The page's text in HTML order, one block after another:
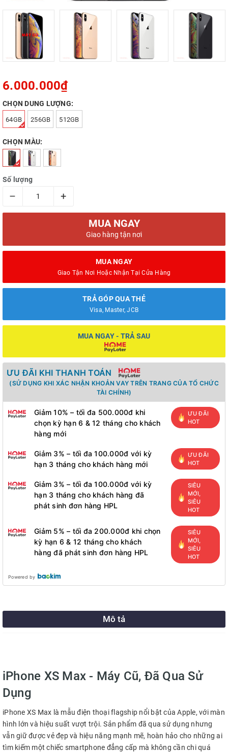
6.000.000₫
CHỌN DUNG LƯỢNG:
64GB 256GB 512GB
CHỌN MÀU:
Số lượng
– +
MUA NGAY
Giao hàng tận nơi
MUA NGAY
Giao Tận Nơi Hoặc Nhận Tại Cửa Hàng
TRẢ GÓP QUA THẺ
Visa, Master, JCB
MUA NGAY - TRẢ SAU
ƯU ĐÃI KHI THANH TOÁN
(SỬ DỤNG KHI XÁC NHẬN KHOẢN VAY TRÊN TRANG CỦA TỔ CHỨC
TÀI CHÍNH)
Giảm 10% – tối đa 500.000đ khi
chọn kỳ hạn 6 & 12 tháng cho khách
hàng mới
ƯU ĐÃI
HOT
Giảm 3% – tối đa 100.000đ với kỳ
hạn 3 tháng cho khách hàng mới
ƯU ĐÃI
HOT
Giảm 3% – tối đa 100.000đ với kỳ
hạn 3 tháng cho khách hàng đã
phát sinh đơn hàng HPL
SIÊU
MỚI,
SIÊU
HOT
Giảm 5% – tối đa 200.000đ khi chọn
kỳ hạn 6 & 12 tháng cho khách
hàng đã phát sinh đơn hàng HPL
SIÊU
MỚI,
SIÊU
HOT
Powered by
Mô tả
iPhone XS Max - Máy Cũ, Đã Qua Sử
Dụng
iPhone XS Max là mẫu điện thoại flagship nổi bật của Apple, với màn
hình lớn và hiệu suất vượt trội. Sản phẩm đã qua sử dụng nhưng
vẫn giữ được vẻ đẹp và hiệu năng mạnh mẽ, hoàn hảo cho những ai
tìm kiếm một chiếc smartphone đẳng cấp mà không cần chi quá